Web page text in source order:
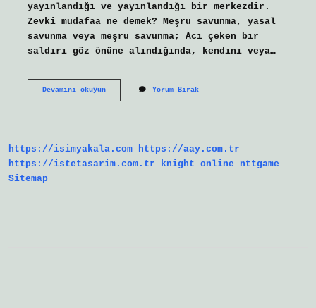
yayınlandığı ve yayınlandığı bir merkezdir.
Zevki müdafaa ne demek? Meşru savunma, yasal
savunma veya meşru savunma; Acı çeken bir
saldırı göz önüne alındığında, kendini veya…
Devamını okuyunMüdafaa
Yorum Bırak
https://isimyakala.com https://aay.com.tr
https://istetasarim.com.tr
knight online
nttgame
Sitemap